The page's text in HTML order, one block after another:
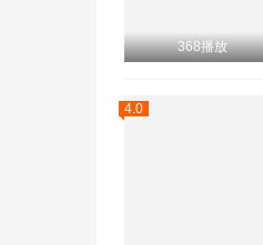
368播放
4.0